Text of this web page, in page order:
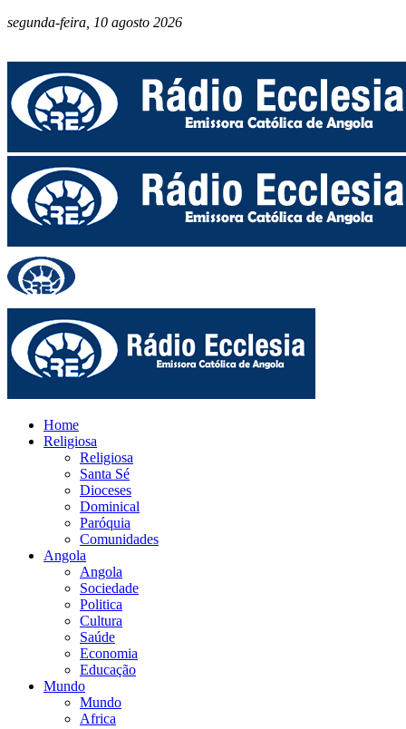
segunda-feira, 10 agosto 2026
Home
Religiosa
Religiosa
Santa Sé
Dioceses
Dominical
Paróquia
Comunidades
Angola
Angola
Sociedade
Politica
Cultura
Saúde
Economia
Educação
Mundo
Mundo
Africa